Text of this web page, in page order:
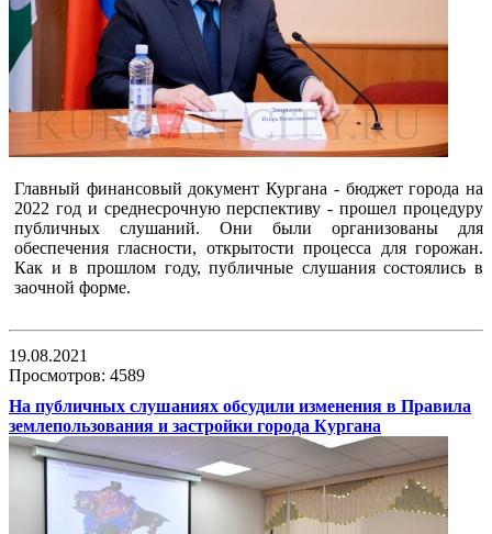
Главный финансовый документ Кургана - бюджет города на
2022 год и среднесрочную перспективу - прошел процедуру
публичных слушаний. Они были организованы для
обеспечения гласности, открытости процесса для горожан.
Как и в прошлом году, публичные слушания состоялись в
заочной форме.
19.08.2021
Просмотров: 4589
На публичных слушаниях обсудили изменения в Правила
землепользования и застройки города Кургана